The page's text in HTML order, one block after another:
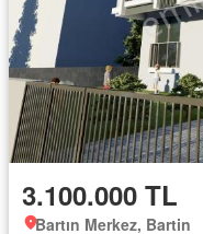
3.100.000 TL
Bartın Merkez, Bartin